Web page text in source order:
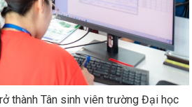
thành Tân sinh viên trường Đại học